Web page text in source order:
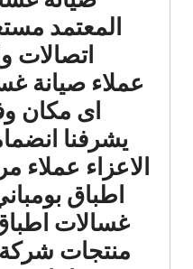
المعتمد
اتصالات
عملاء صيانة
اى مكان
يشرفنا
الاعزاء عملاء
اطباق
غسالات
منتجات شركة